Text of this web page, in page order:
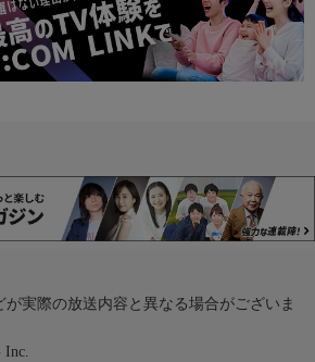
実際の放送内容と異なる場合がございま
Inc.